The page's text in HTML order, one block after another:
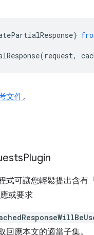
}
(request,
文件。
Plugin
式可讓您輕鬆提出含有
或要求
回應本文的適當子集。